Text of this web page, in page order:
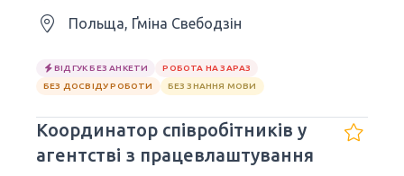
Польща, Ґміна Свебодзін
ВІДГУК БЕЗ АНКЕТИ
РОБОТА НА ЗАРАЗ
БЕЗ ДОСВІДУ РОБОТИ
БЕЗ ЗНАННЯ МОВИ
Координатор співробітників у
агентстві з працевлаштування